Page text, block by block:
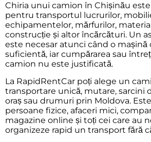
Chiria unui camion în Chișinău
pentru transportul lucrurilor,
echipamentelor, mărfurilor,
construcție și altor încărcături. Un
este necesar atunci când o
suficientă, iar cumpărarea sau
camion nu este justificată.
La RapidRentCar poți alege un
transportare unică, mutare, sarcini
oraș sau drumuri prin Moldova.
persoane fizice, afaceri mici,
magazine online și toți cei care au
organizeze rapid un transport fără